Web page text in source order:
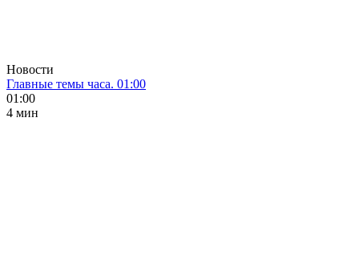
Новости
Главные темы часа. 01:00
01:00
4 мин